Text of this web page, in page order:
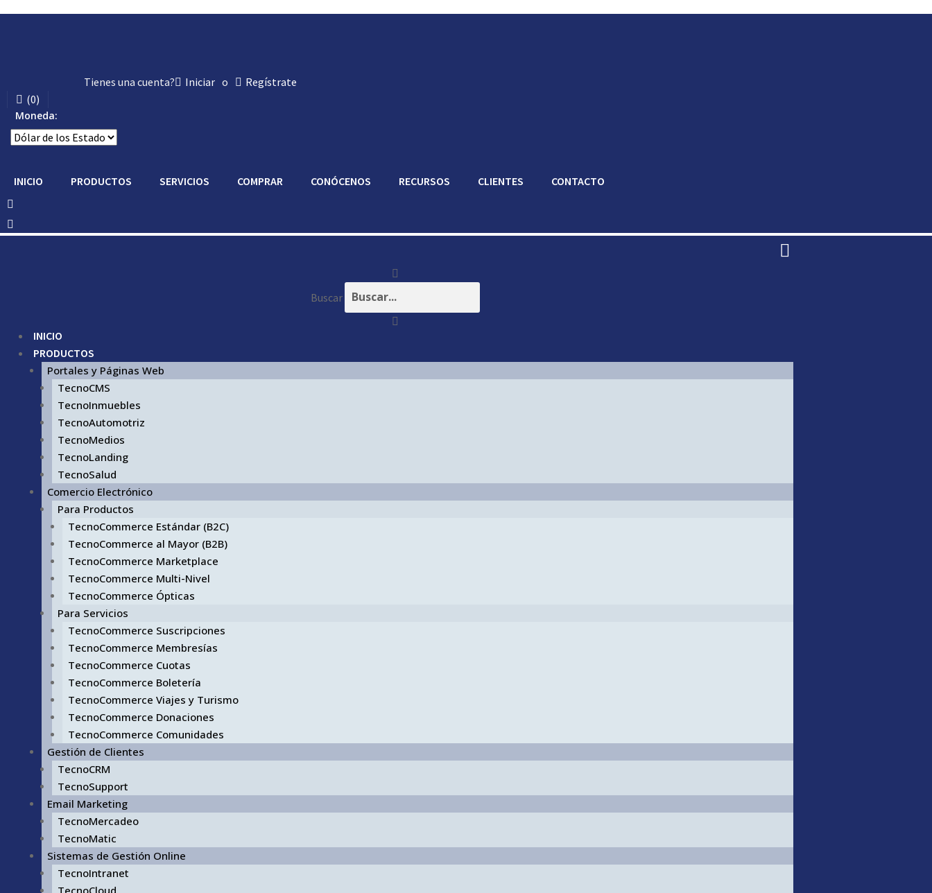
Tienes una cuenta? Iniciar o
Regístrate
(0)
Moneda:
INICIO PRODUCTOS SERVICIOS COMPRAR CONÓCENOS RECURSOS CLIENTES CONTACTO
Buscar
INICIO
PRODUCTOS
Portales y Páginas Web
TecnoCMS
TecnoInmuebles
TecnoAutomotriz
TecnoMedios
TecnoLanding
TecnoSalud
Comercio Electrónico
Para Productos
TecnoCommerce Estándar (B2C)
TecnoCommerce al Mayor (B2B)
TecnoCommerce Marketplace
TecnoCommerce Multi-Nivel
TecnoCommerce Ópticas
Para Servicios
TecnoCommerce Suscripciones
TecnoCommerce Membresías
TecnoCommerce Cuotas
TecnoCommerce Boletería
TecnoCommerce Viajes y Turismo
TecnoCommerce Donaciones
TecnoCommerce Comunidades
Gestión de Clientes
TecnoCRM
TecnoSupport
Email Marketing
TecnoMercadeo
TecnoMatic
Sistemas de Gestión Online
TecnoIntranet